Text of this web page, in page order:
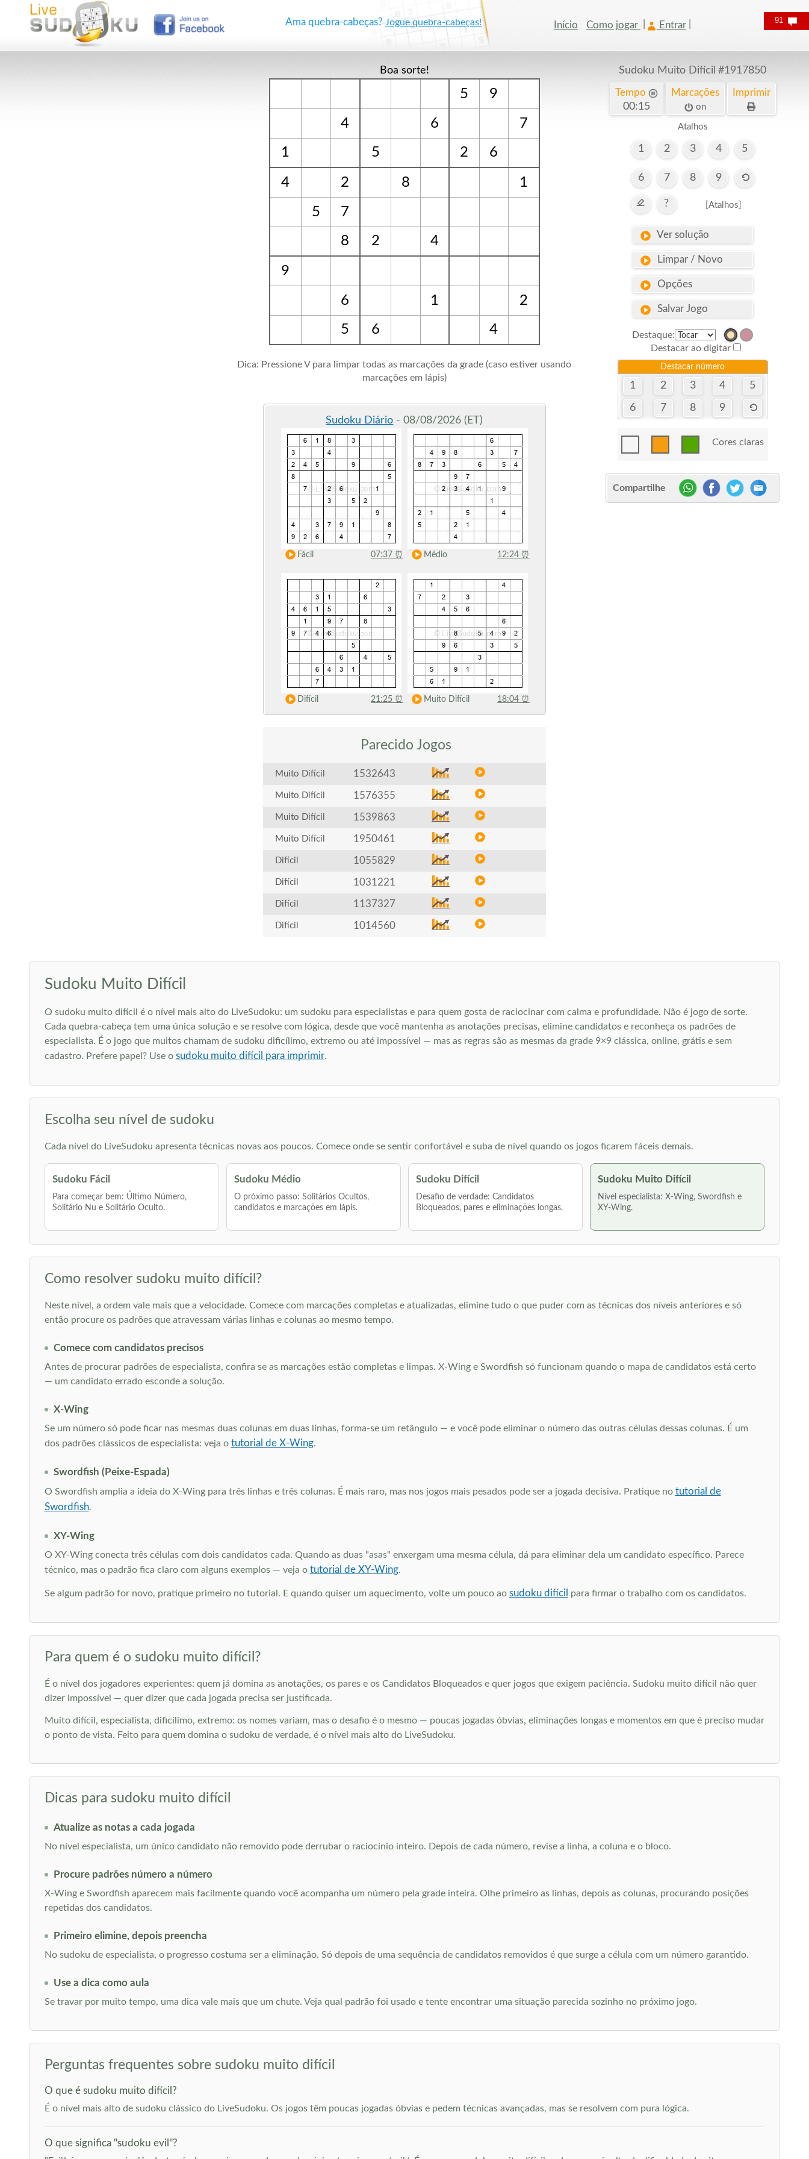
Ama quebra-cabeças? Jogue quebra-cabeças! Início Como jogar Entrar
Boa sorte!
5 9
4 6
7
1
5 2 6
4 2 8 1
5
7
8
2 4
9
6 1
2
5
6 4
Dica: Pressione V para limpar todas as marcações da grade (caso estiver usando
marcações em lápis)
Sudoku Diário - 08/08/2026 (ET)
Fácil 07:37 ⏰ Médio 12:24 ⏰
Difícil 21:25 ⏰ Muito Difícil 18:04 ⏰
ParecidoJogos
Muito Difícil 1532643
Muito Difícil 1576355
Muito Difícil 1539863
Muito Difícil 1950461
Difícil 1055829
Difícil 1031221
Difícil 1137327
Difícil 1014560
Sudoku Muito Difícil #1917850
Tempo
00:15
Marcações
on
Imprimir
Atalhos
1 2 3 4 5
6 7 8 9
? [Atalhos]
Ver solução
Limpar / Novo
Opções
Salvar Jogo
Destaque:
Destacar ao digitar
Destacar número
1 2 3 4 5
6 7 8 9
Cores claras
Compartilhe
Sudoku Muito Difícil
O sudoku muito difícil é o nível mais alto do LiveSudoku: um sudoku para especialistas e para quem gosta de raciocinar com calma e profundidade. Não é jogo de sorte.
Cada quebra-cabeça tem uma única solução e se resolve com lógica, desde que você mantenha as anotações precisas, elimine candidatos e reconheça os padrões de
especialista. É o jogo que muitos chamam de sudoku dificílimo, extremo ou até impossível — mas as regras são as mesmas da grade 9×9 clássica, online, grátis e sem
cadastro. Prefere papel? Use o sudoku muito difícil para imprimir.
Escolha seu nível de sudoku
Cada nível do LiveSudoku apresenta técnicas novas aos poucos. Comece onde se sentir confortável e suba de nível quando os jogos ficarem fáceis demais.
Sudoku Fácil
Para começar bem: Último Número,
Solitário Nu e Solitário Oculto.
Sudoku Médio
O próximo passo: Solitários Ocultos,
candidatos e marcações em lápis.
Sudoku Difícil
Desafio de verdade: Candidatos
Bloqueados, pares e eliminações longas.
Sudoku Muito Difícil
Nível especialista: X-Wing, Swordfish e
XY-Wing.
Como resolver sudoku muito difícil?
Neste nível, a ordem vale mais que a velocidade. Comece com marcações completas e atualizadas, elimine tudo o que puder com as técnicas dos níveis anteriores e só
então procure os padrões que atravessam várias linhas e colunas ao mesmo tempo.
Comece com candidatos precisos
Antes de procurar padrões de especialista, confira se as marcações estão completas e limpas. X-Wing e Swordfish só funcionam quando o mapa de candidatos está certo
— um candidato errado esconde a solução.
X-Wing
Se um número só pode ficar nas mesmas duas colunas em duas linhas, forma-se um retângulo — e você pode eliminar o número das outras células dessas colunas. É um
dos padrões clássicos de especialista: veja o tutorial de X-Wing.
Swordfish (Peixe-Espada)
O Swordfish amplia a ideia do X-Wing para três linhas e três colunas. É mais raro, mas nos jogos mais pesados pode ser a jogada decisiva. Pratique no tutorial de
Swordfish.
XY-Wing
O XY-Wing conecta três células com dois candidatos cada. Quando as duas "asas" enxergam uma mesma célula, dá para eliminar dela um candidato específico. Parece
técnico, mas o padrão fica claro com alguns exemplos — veja o tutorial de XY-Wing.
Se algum padrão for novo, pratique primeiro no tutorial. E quando quiser um aquecimento, volte um pouco ao sudoku difícil para firmar o trabalho com os candidatos.
Para quem é o sudoku muito difícil?
É o nível dos jogadores experientes: quem já domina as anotações, os pares e os Candidatos Bloqueados e quer jogos que exigem paciência. Sudoku muito difícil não quer
dizer impossível — quer dizer que cada jogada precisa ser justificada.
Muito difícil, especialista, dificílimo, extremo: os nomes variam, mas o desafio é o mesmo — poucas jogadas óbvias, eliminações longas e momentos em que é preciso mudar
o ponto de vista. Feito para quem domina o sudoku de verdade, é o nível mais alto do LiveSudoku.
Dicas para sudoku muito difícil
Atualize as notas a cada jogada
No nível especialista, um único candidato não removido pode derrubar o raciocínio inteiro. Depois de cada número, revise a linha, a coluna e o bloco.
Procure padrões número a número
X-Wing e Swordfish aparecem mais facilmente quando você acompanha um número pela grade inteira. Olhe primeiro as linhas, depois as colunas, procurando posições
repetidas dos candidatos.
Primeiro elimine, depois preencha
No sudoku de especialista, o progresso costuma ser a eliminação. Só depois de uma sequência de candidatos removidos é que surge a célula com um número garantido.
Use a dica como aula
Se travar por muito tempo, uma dica vale mais que um chute. Veja qual padrão foi usado e tente encontrar uma situação parecida sozinho no próximo jogo.
Perguntas frequentes sobre sudoku muito difícil
O que é sudoku muito difícil?
É o nível mais alto de sudoku clássico do LiveSudoku. Os jogos têm poucas jogadas óbvias e pedem técnicas avançadas, mas se resolvem com pura lógica.
O que significa "sudoku evil"?
91